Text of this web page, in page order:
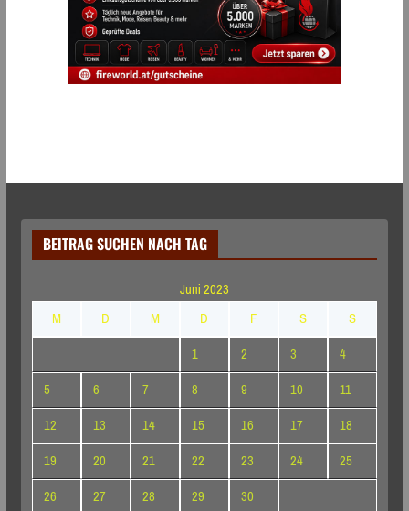
BEITRAG SUCHEN NACH TAG
Juni 2023
M
D M D F S
S
1
2 3
4
5
6 7 8 9 10
11
12
13 14 15 16 17
18
19
20 21 22 23 24
25
26
27 28 29
30